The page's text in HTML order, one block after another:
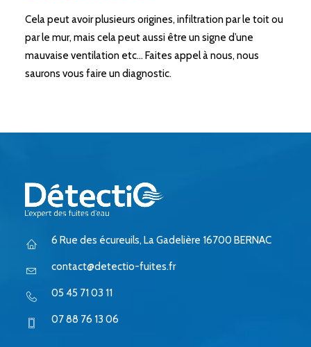
Cela peut avoir plusieurs origines, infiltration par le toit ou
par le mur, mais cela peut aussi être un signe d’une
mauvaise ventilation etc… Faites appel à nous, nous
saurons vous faire un diagnostic.
6 Rue des écureuils, La Gadelière 16700 BERNAC
contact@detectio-fuites.fr
05 45 71 03 11
07 88 76 13 06